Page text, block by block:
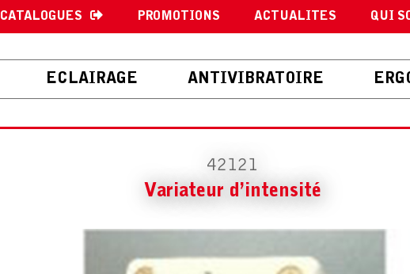
CATALOGUES PROMOTIONS ACTUALITES QUI
ECLAIRAGE ANTIVIBRATOIRE
42121
Variateur d’intensité